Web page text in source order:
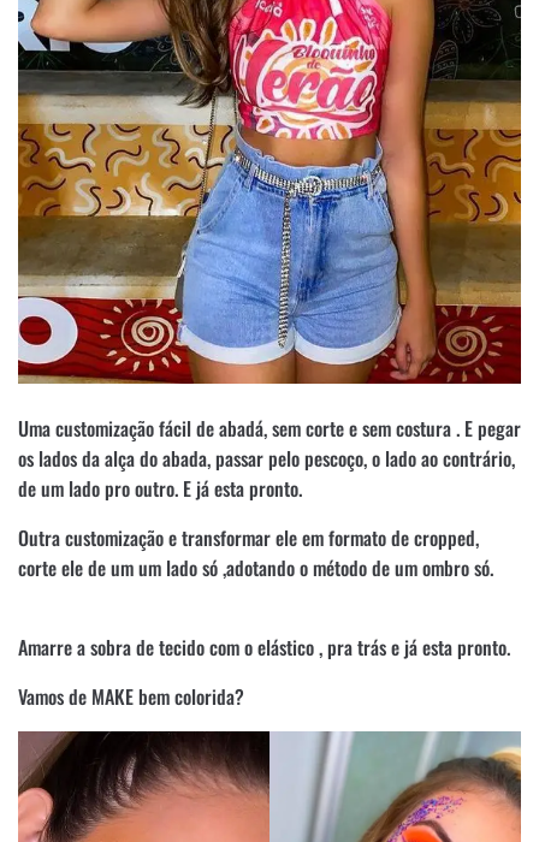
Uma customização fácil de abadá, sem corte e sem costura . E pegar
os lados da alça do abada, passar pelo pescoço, o lado ao contrário,
de um lado pro outro. E já esta pronto.
Outra customização e transformar ele em formato de cropped,
corte ele de um um lado só ,adotando o método de um ombro só.
Amarre a sobra de tecido com o elástico , pra trás e já esta pronto.
Vamos de MAKE bem colorida?